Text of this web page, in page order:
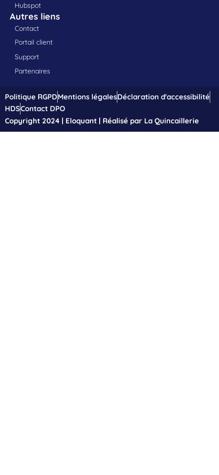
Hubspot
Autres liens
Contact
Portail client
Support
Partenaires
Politique RGPDMentions légalesDéclaration d'accessibilité
HDSContact DPO
Copyright 2024 | Eloquant | Réalisé par La Quincaillerie